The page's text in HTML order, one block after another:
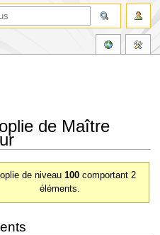
de Maître
de niveau100 comportant 2
éléments.